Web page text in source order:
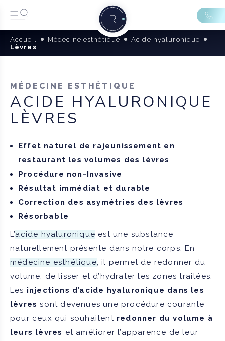
Accueil Médecine esthétique
Acide hyaluronique
Lèvres
MÉDECINE ESTHÉTIQUE
ACIDE HYALURONIQUE
LÈVRES
Effet naturel de rajeunissement en
restaurant les volumes des lèvres
Procédure non-Invasive
Résultat immédiat et durable
Correction des asymétries des lèvres
Résorbable
L’acide hyaluronique est une substance
naturellement présente dans notre corps. En
médecine esthétique, il permet de redonner du
volume, de lisser et d’hydrater les zones traitées.
Les injections d’acide hyaluronique dans les
lèvres sont devenues une procédure courante
pour ceux qui souhaitentredonner du volume à
leurs lèvres et améliorer l’apparence de leur